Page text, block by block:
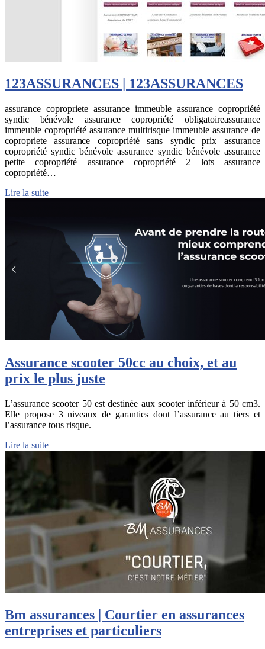
123ASSURANCES | 123ASSURANCES
assurance copropriete assurance immeuble assurance copropriété
syndic bénévole assurance copropriété obligatoireassurance
immeuble copropriété assurance multirisque immeuble assurance de
copropriete assurance copropriété sans syndic prix assurance
copropriété syndic bénévole assurance syndic bénévole assurance
petite copropriété assurance copropriété 2 lots assurance
copropriété…
Lire la suite
Assurance scooter 50cc au choix, et au
prix le plus juste
L’assurance scooter 50 est destinée aux scooter inférieur à 50 cm3.
Elle propose 3 niveaux de garanties dont l’assurance au tiers et
l’assurance tous risque.
Lire la suite
Bm assurances | Courtier en assurances
entreprises et par­ticu­liers